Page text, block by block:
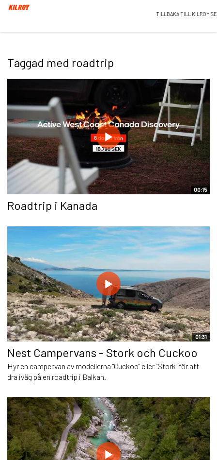
TILLBAKA TILL KILROY.SE
Taggad med roadtrip
00:15
Roadtrip i Kanada
01:31
Nest Campervans - Stork och Cuckoo
Hyr en campervan av modellerna "Cuckoo" eller "Stork" för att
dra iväg på en roadtrip i Balkan.